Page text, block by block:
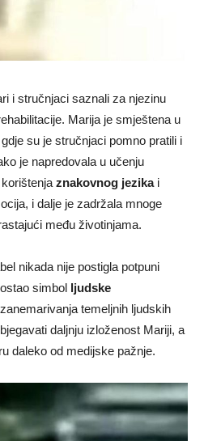
i stručnjaci saznali za njezinu
Marija je smještena u
gdje su je stručnjaci pomno pratili i
je napredovala u učenju
znakovnog jezikai
i dalje je zadržala mnoge
među životinjama.
nikada nije postigla potpuni
simbol ljudske
temeljnih ljudskih
daljnju izloženost Mariji, a
daleko od medijske pažnje.